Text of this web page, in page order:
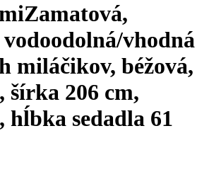
Zamatová,
vhodná
miláčikov, béžová,
šírka 206 cm,
hĺbka sedadla 61